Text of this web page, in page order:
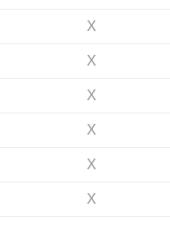
X
X
X
X
X
X